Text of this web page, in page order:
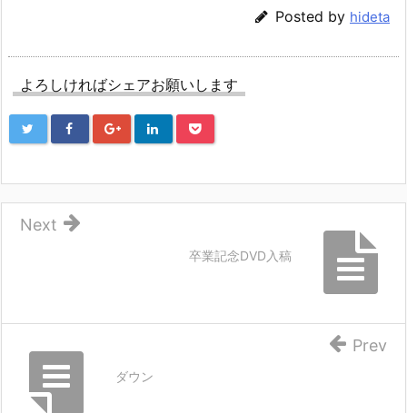
Posted by hideta
よろしければシェアお願いします
卒業記念DVD入稿
Next
ダウン
Prev